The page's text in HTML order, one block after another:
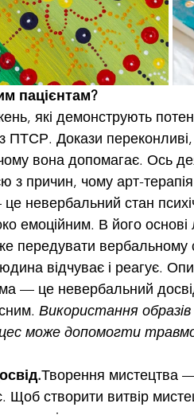
пацієнтам?
які демонструють
ПТСР. Докази
вона допомагає. Ось
з причин, чому арт-
невербальний стан
емоційним. В його
передувати
відчуває і реагує.
— це невербальний
Використання
може допомогти
Творення мистецтва
Щоб створити витвір